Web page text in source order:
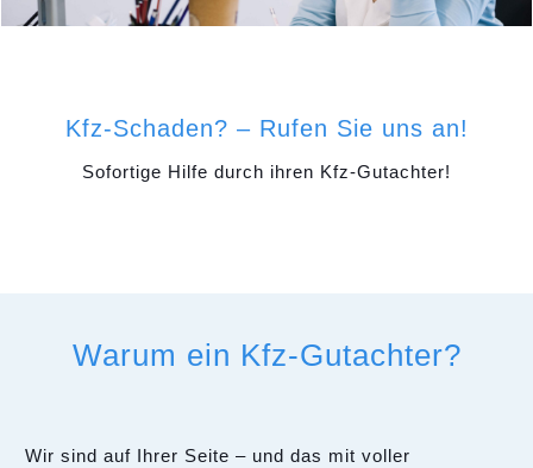
Kfz-Schaden? – Rufen Sie uns an!
Sofortige Hilfe durch ihren Kfz-Gutachter!
Warum ein Kfz-Gutachter?
Wir sind auf Ihrer Seite – und das mit voller